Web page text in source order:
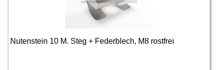
Nutenstein 10 M. Steg + Federblech, M8 rostfrei